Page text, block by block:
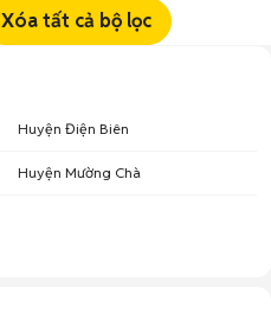
Xóa tất cả bộ lọc
Huyện Điện Biên
Huyện Mường Chà